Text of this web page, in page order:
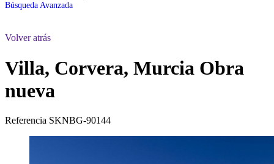
Búsqueda Avanzada
Volver atrás
Villa, Corvera, Murcia Obra
nueva
Referencia SKNBG-90144